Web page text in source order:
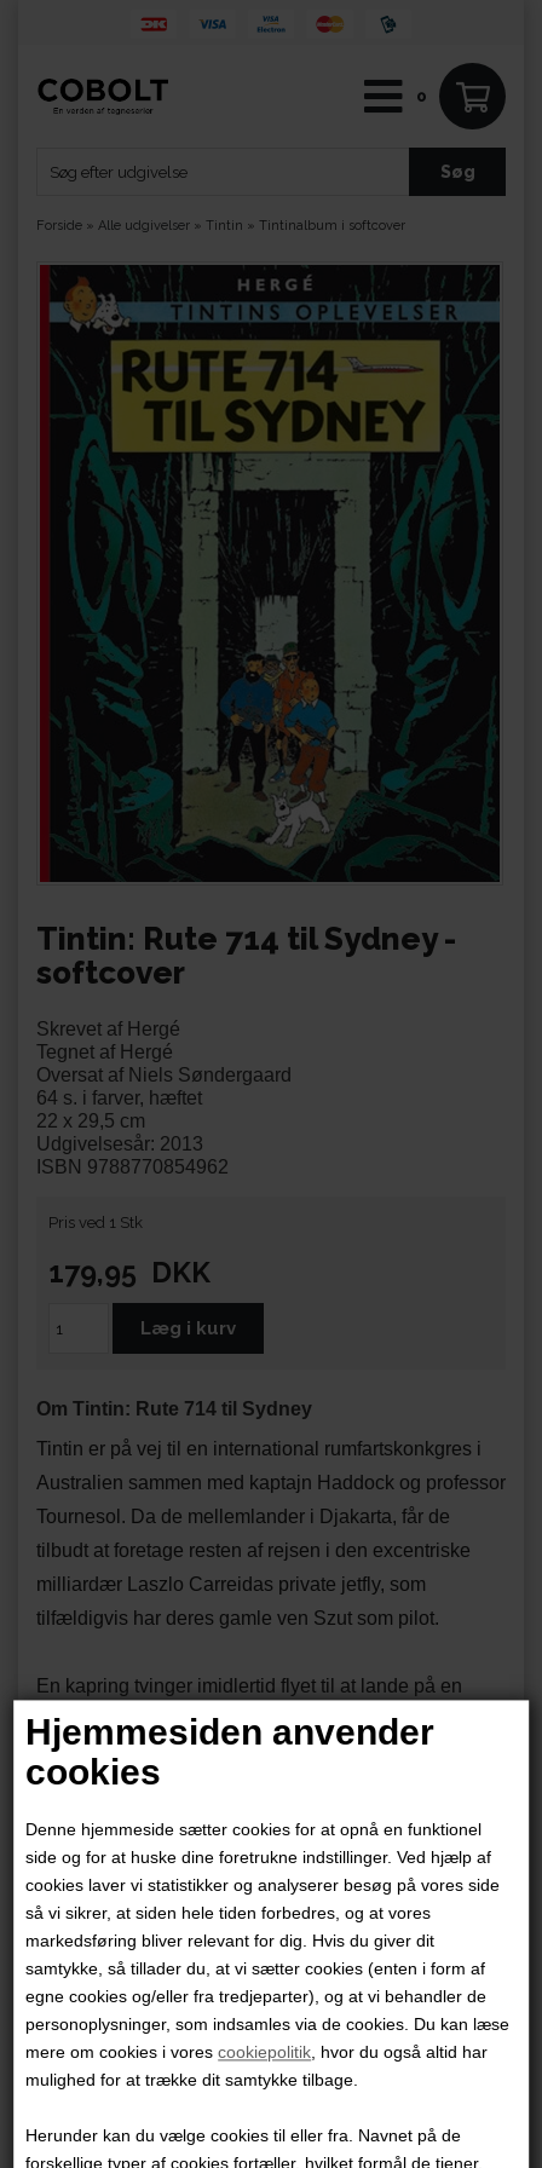
Hjemmesiden anvender
cookies
Denne hjemmeside sætter cookies for at opnå en funktionel
side og for at huske dine foretrukne indstillinger. Ved hjælp af
cookies laver vi statistikker og analyserer besøg på vores side
så vi sikrer, at siden hele tiden forbedres, og at vores
markedsføring bliver relevant for dig. Hvis du giver dit
samtykke, så tillader du, at vi sætter cookies (enten i form af
egne cookies og/eller fra tredjeparter), og at vi behandler de
personoplysninger, som indsamles via de cookies. Du kan læse
mere om cookies i vorescookiepolitik , hvor du også altid har
mulighed for at trække dit samtykke tilbage.
Herunder kan du vælge cookies til eller fra. Navnet på de
forskellige typer af cookies fortæller, hvilket formål de tjener.
0
Forside » Alle udgivelser » Tintin » Tintinalbum i softcover
Tintin: Rute 714 til Sydney -
softcover
Skrevet af Hergé
Tegnet af Hergé
Oversat af Niels Søndergaard
64 s. i farver, hæftet
22 x 29,5 cm
Udgivelsesår: 2013
ISBN 9788770854962
Pris ved 1 Stk
179,95 DKK
Om Tintin: Rute 714 til Sydney
Tintin er på vej til en international rumfartskonkgres i
Australien sammen med kaptajn Haddock og professor
Tournesol. Da de mellemlander i Djakarta, får de
tilbudt at foretage resten af rejsen i den excentriske
milliardær Laszlo Carreidas private jetfly, som
tilfældigvis har deres gamle ven Szut som pilot.
En kapring tvinger imidlertid flyet til at lande på en
stillehavsø og her venter Tintins fjende
Rastapopoulos. Han håber at få fat i milliadærens
hemmelige schweiziske bankkonto ved at bruge
sandhedsserum til at lokke nummeret ud af ham. Men
der er muligvis mere mellem himmel og jord selv på en
tilsyneladende øde ø i det indonesiske hav ...
Om Tintins Oplevelser
Tintins Oplevelser blev første gang udgivet på dansk
mellem 1960 og 1976 i Jørgen Sonnergaards
oversættelse. Fra og med 2011 er softcoverudgaven
overgået til Niels Søndergaards nye oversættelse.
oversættelse.